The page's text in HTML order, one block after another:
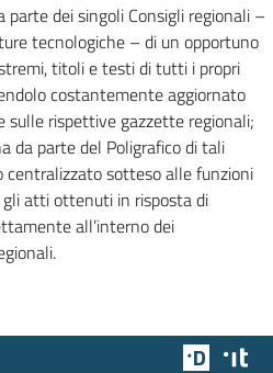
parte dei singoli Consigli regionali –
tecnologiche – di un opportuno
titoli e testi di tutti i propri
costantemente aggiornato
sulle rispettive gazzette regionali;
da parte del Poligrafico di tali
centralizzato sotteso alle funzioni
gli atti ottenuti in risposta di
all’interno dei
Team